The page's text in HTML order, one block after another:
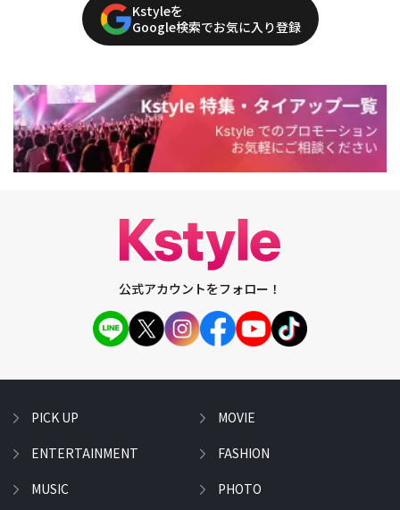
Kstyleを
Google検索でお気に入り登録
公式アカウントをフォロー！
PICK UP
ENTERTAINMENT
MUSIC
MOVIE
FASHION
PHOTO